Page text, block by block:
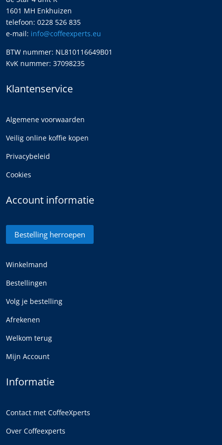
1601 MH Enkhuizen
telefoon: 0228 526 835
e-mail: info@coffeexperts.eu
BTW nummer: NL810116649B01
KvK nummer: 37098235
Klantenservice
Algemene voorwaarden
Veilig online koffie kopen
Privacybeleid
Cookies
Account informatie
Bestelling herroepen
Winkelmand
Bestellingen
Volg je bestelling
Afrekenen
Welkom terug
Mijn Account
Informatie
Contact met CoffeeXperts
Over Coffeexperts